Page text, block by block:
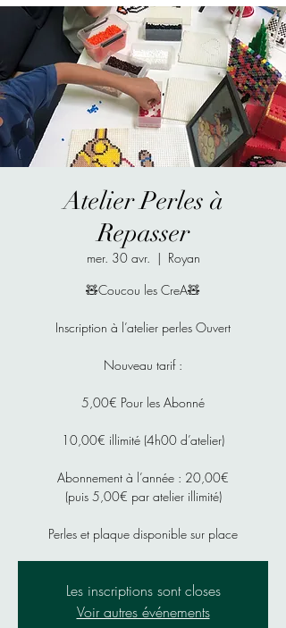
Atelier Perles à
Repasser
mer. 30 avr.
  |
Royan
🧸Coucou les CreA🧸
Inscription à l’atelier perles Ouvert
Nouveau tarif :
5,00€ Pour les Abonné
10,00€ illimité (4h00 d’atelier)
Abonnement à l’année : 20,00€
(puis 5,00€ par atelier illimité)
Perles et plaque disponible sur place
Les inscriptions sont closes
Voir autres événements